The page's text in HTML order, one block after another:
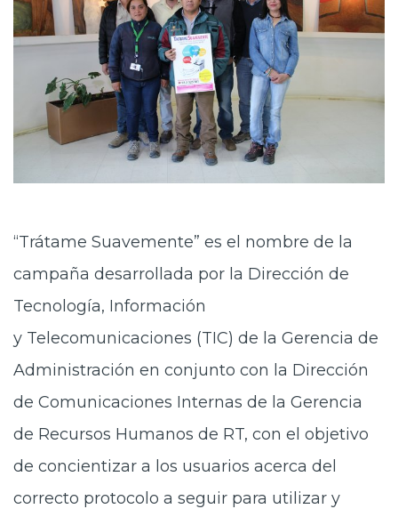
“Trátame Suavemente” es el nombre de la
campaña desarrollada por la Dirección de
Tecnología, Información
y Telecomunicaciones (TIC) de la Gerencia de
Administración en conjunto con la Dirección
de Comunicaciones Internas de la Gerencia
de Recursos Humanos de RT, con el objetivo
de concientizar a los usuarios acerca del
correcto protocolo a seguir para utilizar y